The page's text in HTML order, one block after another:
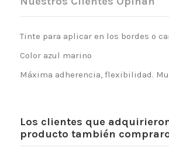
Tinte para aplicar en los bordes o
Color azul marino
Máxima adherencia, flexibilidad.
Los clientes que
producto también